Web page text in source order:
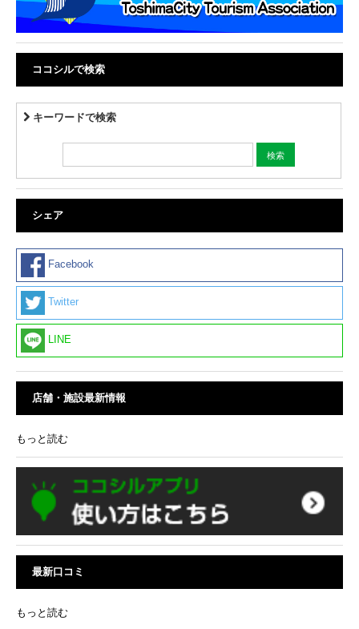
ココシルで検索
キーワードで検索
シェア
Facebook
Twitter
LINE
店舗・施設最新情報
もっと読む
最新口コミ
もっと読む